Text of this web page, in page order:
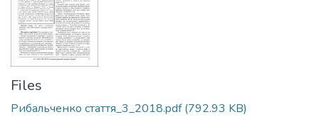
Files
Рибальченко стаття_3_2018.pdf(792.93 KB)